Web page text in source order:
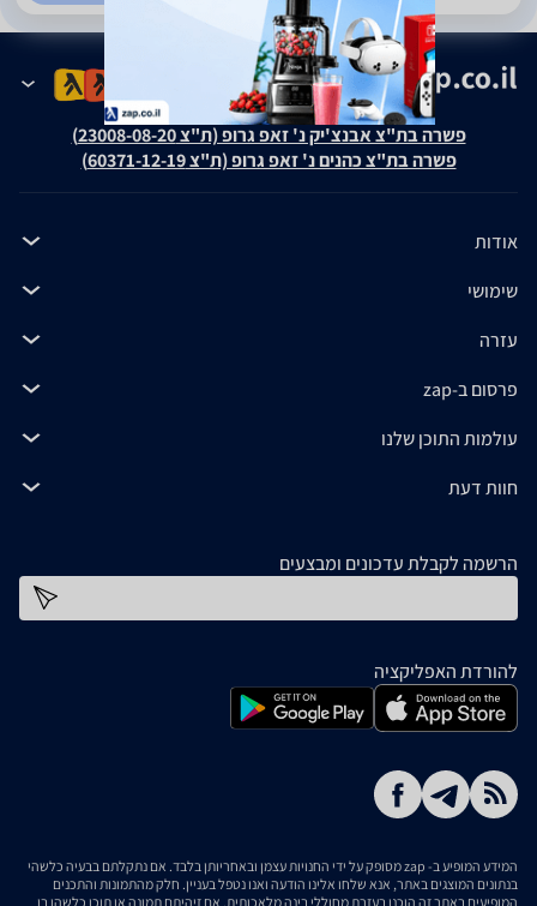
פשרה בת"צ אבנצ'יק נ' זאפ גרופ (ת"צ 23008-08-20)
פשרה בת"צ כהנים נ' זאפ גרופ (ת"צ 60371-12-19)
אודות
שימושי
עזרה
פרסום ב-zap
עולמות התוכן שלנו
חוות דעת
הרשמה לקבלת עדכונים ומבצעים
להורדת האפליקציה
המידע המופיע ב- zap מסופק על ידי החנויות עצמן ובאחריותן בלבד. אם נתקלתם בבעיה כלשהי
בנתונים המוצגים באתר, אנא שלחו אלינו הודעה ואנו נטפל בעניין. חלק מהתמונות והתכנים
המופיעים באתר זה הוכנו בעזרת מחוללי בינה מלאכותית. אם זיהיתם תמונה או תוכן כלשהו בו